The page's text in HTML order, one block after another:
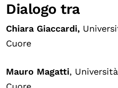
Dialogo tra
Chiara Giaccardi,
Cuore
Mauro Magatti,